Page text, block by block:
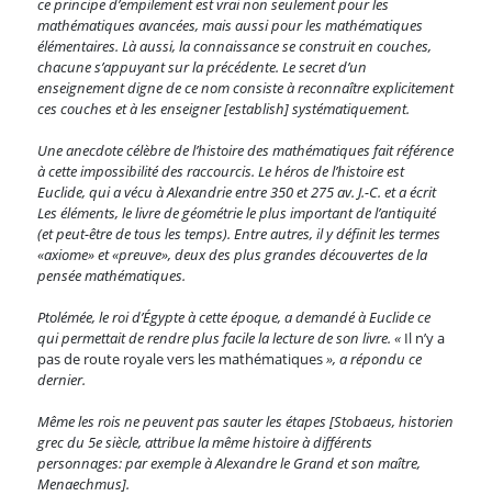
ce principe d’empilement est vrai non seulement pour les
mathématiques avancées, mais aussi pour les mathématiques
élémentaires. Là aussi, la connaissance se construit en couches,
chacune s’appuyant sur la précédente. Le secret d’un
enseignement digne de ce nom consiste à reconnaître explicitement
ces couches et à les enseigner [establish] systématiquement.
Une anecdote célèbre de l’histoire des mathématiques fait référence
à cette impossibilité des raccourcis. Le héros de l’histoire est
Euclide, qui a vécu à Alexandrie entre 350 et 275 av. J.-C. et a écrit
Les éléments, le livre de géométrie le plus important de l’antiquité
(et peut-être de tous les temps). Entre autres, il y définit les termes
«axiome» et «preuve», deux des plus grandes découvertes de la
pensée mathématiques.
Ptolémée, le roi d’Égypte à cette époque, a demandé à Euclide ce
qui permettait de rendre plus facile la lecture de son livre. « Il n’y a
pas de route royale vers les mathématiques», a répondu ce
dernier.
Même les rois ne peuvent pas sauter les étapes [Stobaeus, historien
grec du 5e siècle, attribue la même histoire à différents
personnages: par exemple à Alexandre le Grand et son maître,
Menaechmus].